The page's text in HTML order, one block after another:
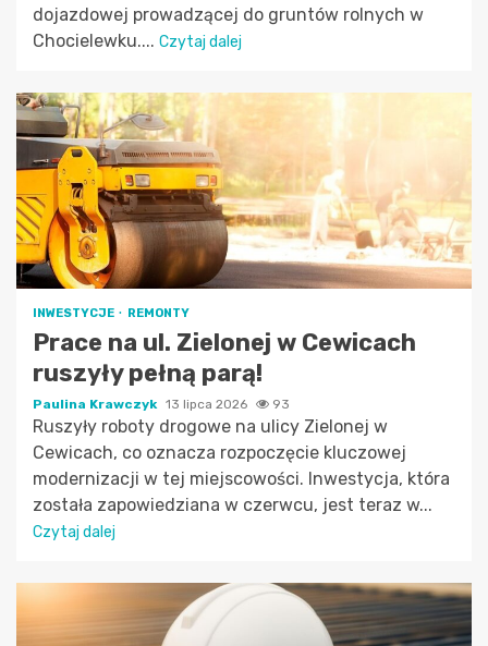
dojazdowej prowadzącej do gruntów rolnych w
Chocielewku.... Czytaj dalej
INWESTYCJE REMONTY
Prace na ul. Zielonej w Cewicach
ruszyły pełną parą!
Paulina Krawczyk 13 lipca 2026 93
Ruszyły roboty drogowe na ulicy Zielonej w
Cewicach, co oznacza rozpoczęcie kluczowej
modernizacji w tej miejscowości. Inwestycja, która
została zapowiedziana w czerwcu, jest teraz w...
Czytaj dalej